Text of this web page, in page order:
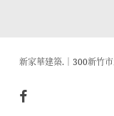
新家華建築.│300新竹
facebook